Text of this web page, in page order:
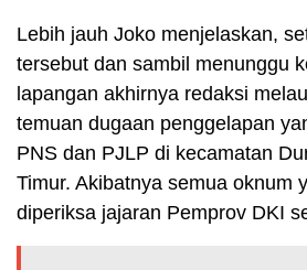
Lebih jauh Joko menjelaskan,
tersebut dan sambil menunggu
lapangan akhirnya redaksi
temuan dugaan penggelapan
PNS dan PJLP di kecamatan
Timur. Akibatnya semua oknum
diperiksa jajaran Pemprov DKI